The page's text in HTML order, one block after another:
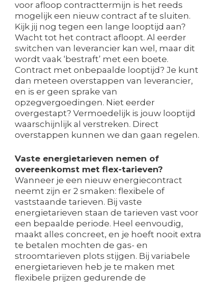
voor afloop contracttermijn is het reeds
mogelijk een nieuw contract af te sluiten.
Kijk jij nog tegen een lange looptijd aan?
Wacht tot het contract afloopt. Al eerder
switchen van leverancier kan wel, maar dit
wordt vaak ‘bestraft’ met een boete.
Contract met onbepaalde looptijd? Je kunt
dan meteen overstappen van leverancier,
en is er geen sprake van
opzegvergoedingen. Niet eerder
overgestapt? Vermoedelijk is jouw looptijd
waarschijnlijk al verstreken. Direct
overstappen kunnen we dan gaan regelen.
Vaste energietarieven nemen of
overeenkomst met flex-tarieven?
Wanneer je een nieuw energiecontract
neemt zijn er 2 smaken: flexibele of
vaststaande tarieven. Bij vaste
energietarieven staan de tarieven vast voor
een bepaalde periode. Heel eenvoudig,
maakt alles concreet, en je hoeft nooit extra
te betalen mochten de gas- en
stroomtarieven plots stijgen. Bij variabele
energietarieven heb je te maken met
flexibele prijzen gedurende de